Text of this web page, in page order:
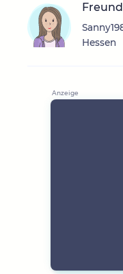
Hessen